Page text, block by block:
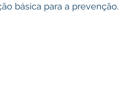
básica para a prevenção.